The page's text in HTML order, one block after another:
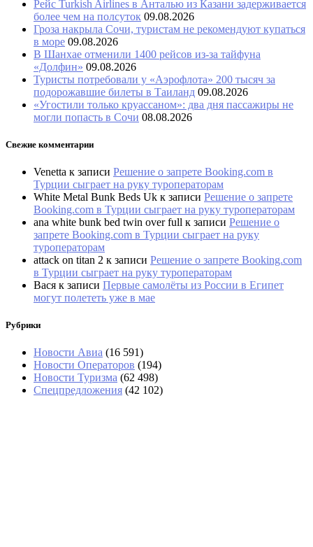
Рейс Turkish Airlines в Анталью из Казани задерживается
более чем на полсуток 09.08.2026
Гроза накрыла Сочи, туристам не рекомендуют купаться
в море 09.08.2026
В Шанхае отменили 1400 рейсов из-за тайфуна
«Долфин» 09.08.2026
Туристы потребовали у «Аэрофлота» 200 тысяч за
подорожавшие билеты в Таиланд 09.08.2026
«Угостили только круассаном»: два дня пассажиры не
могли попасть в Сочи 08.08.2026
Свежие комментарии
Venetta к записи Решение о запрете Booking.com в
Турции сыграет на руку туроператорам
White Metal Bunk Beds Uk к записи Решение о запрете
Booking.com в Турции сыграет на руку туроператорам
ana white bunk bed twin over full к записи Решение о
запрете Booking.com в Турции сыграет на руку
туроператорам
attack on titan 2 к записи Решение о запрете Booking.com
в Турции сыграет на руку туроператорам
Вася к записи Первые самолёты из России в Египет
могут полететь уже в мае
Рубрики
Новости Авиа (16 591)
Новости Операторов (194)
Новости Туризма (62 498)
Спецпредложения (42 102)